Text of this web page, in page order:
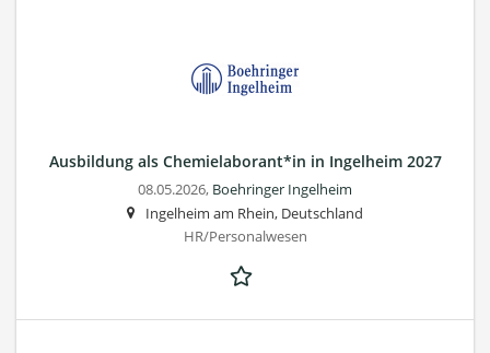
Ausbildung als Chemielaborant*in in Ingelheim 2027
08.05.2026, Boehringer Ingelheim
Ingelheim am Rhein, Deutschland
HR/Personalwesen